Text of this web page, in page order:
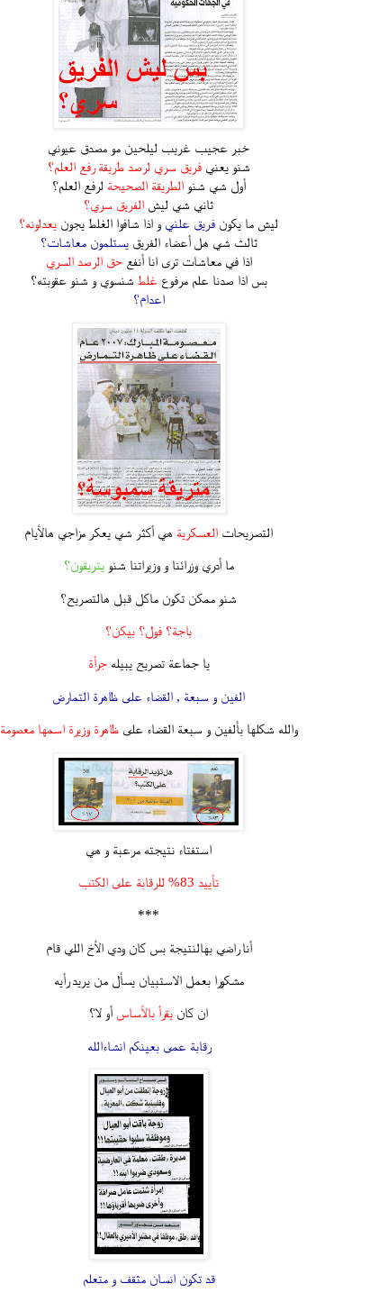
خبر عجيب غريب ليلحين مو مصدق عيوني
شنو يعنيفريق سري لرصد طريقة رفع العلم؟
أول شي شنوالطريقة الصحيحة لرفع العلم؟
ثاني شي ليش الفريق سري؟
ليش ما يكون فريق علني و اذا شافوا الغلط يجون يعدلونه؟
ثالث شي هل أعضاء الفريق يستلمون معاشات؟
اذا في معاشات ترى انا أنفعحق الرصد السري
بس اذا صدنا علم مرفوعغلط شنسوي و شنو عقوبته؟
اعدام؟
التصريحات العسكرية هي أكثر شي يعكر مزاجي هالأيام
ما أدري وزرائنا و وزيراتنا شنويتريقون؟
شنو ممكن تكون ماكل قبل هالتصريح؟
باجة؟ فول؟ بيكن؟
يا جماعة تصريح يبيلهجرأة
الفين و سبعة , القضاء على ظاهرة التمارض
والله شكلها بألفين و سبعة القضاء على ظاهرة وزيرة اسمها معصومة
استفتاء نتيجته مرعبة و هي
تأييد 83% للرقابة على الكتب
***
أنا راضي بهالنتيجة بس كان ودي الأخ اللي قام
مشكورا بعمل الاستبيان يسأل من يريد رأيه
ان كان يقرأ بالأساس أو لا؟
رقابة عمى بعينكم انشاءالله
قد تكون انسان مثقف و متعلم